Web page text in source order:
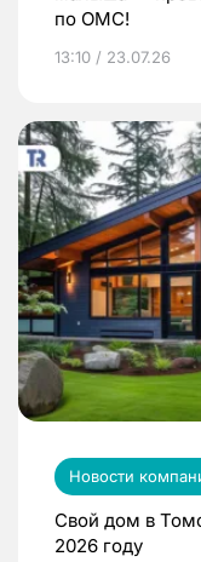
по ОМС!
13:10 / 23.07.26
Новости
Свой дом в
2026 году